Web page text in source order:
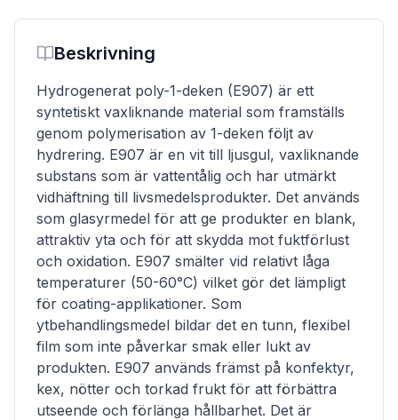
Beskrivning
Hydrogenerat poly-1-deken (E907) är ett
syntetiskt vaxliknande material som framställs
genom polymerisation av 1-deken följt av
hydrering. E907 är en vit till ljusgul, vaxliknande
substans som är vattentålig och har utmärkt
vidhäftning till livsmedelsprodukter. Det används
som glasyrmedel för att ge produkter en blank,
attraktiv yta och för att skydda mot fuktförlust
och oxidation. E907 smälter vid relativt låga
temperaturer (50-60°C) vilket gör det lämpligt
för coating-applikationer. Som
ytbehandlingsmedel bildar det en tunn, flexibel
film som inte påverkar smak eller lukt av
produkten. E907 används främst på konfektyr,
kex, nötter och torkad frukt för att förbättra
utseende och förlänga hållbarhet. Det är